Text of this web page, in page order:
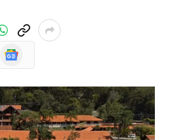
Google
Notícias